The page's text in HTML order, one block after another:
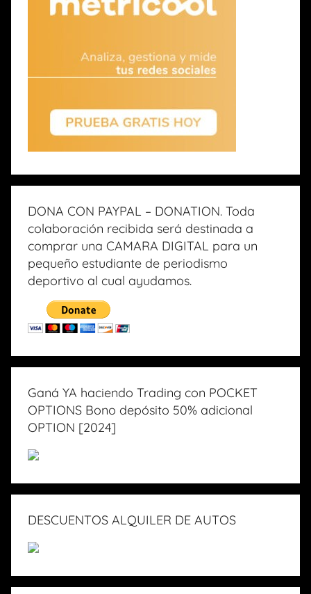
DONA CON PAYPAL – DONATION. Toda
colaboración recibida será destinada a
comprar una CAMARA DIGITAL para un
pequeño estudiante de periodismo
deportivo al cual ayudamos.
Ganá YA haciendo Trading con POCKET
OPTIONS Bono depósito 50% adicional
OPTION [2024]
DESCUENTOS ALQUILER DE AUTOS